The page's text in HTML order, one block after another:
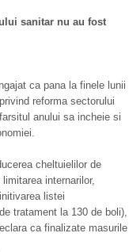
sanitar nu au fost
ca pana la finele lunii
reforma sectorului
anului sa incheie si
cheltuielilor de
internarilor,
listei
tratament la 130 de boli),
ca finalizate masurile